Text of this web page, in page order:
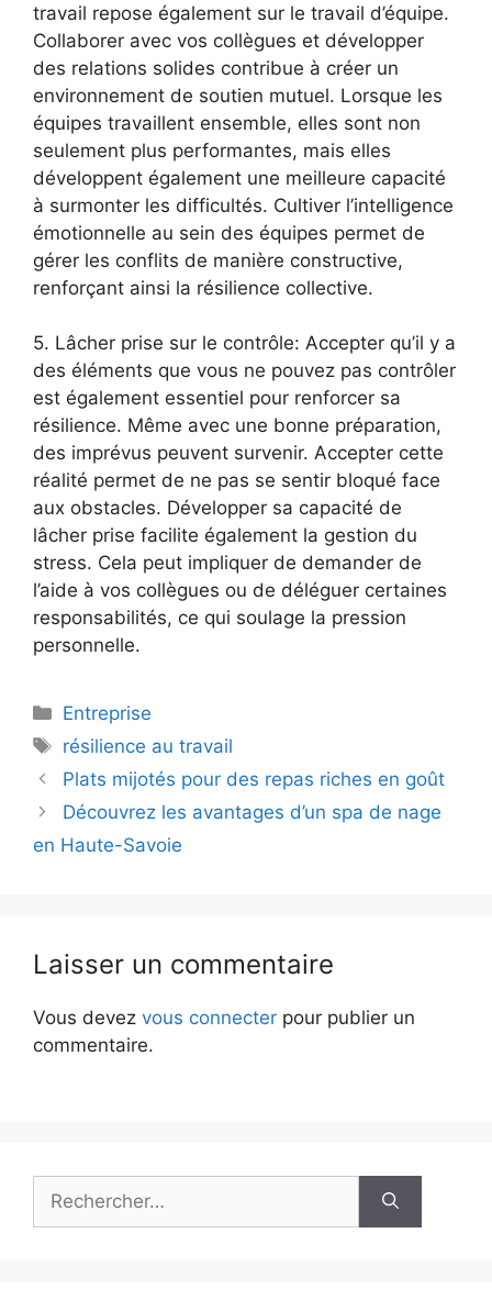
travail repose également sur le travail d’équipe.
Collaborer avec vos collègues et développer
des relations solides contribue à créer un
environnement de soutien mutuel. Lorsque les
équipes travaillent ensemble, elles sont non
seulement plus performantes, mais elles
développent également une meilleure capacité
à surmonter les difficultés. Cultiver l’intelligence
émotionnelle au sein des équipes permet de
gérer les conflits de manière constructive,
renforçant ainsi la résilience collective.
5. Lâcher prise sur le contrôle: Accepter qu’il y a
des éléments que vous ne pouvez pas contrôler
est également essentiel pour renforcer sa
résilience. Même avec une bonne préparation,
des imprévus peuvent survenir. Accepter cette
réalité permet de ne pas se sentir bloqué face
aux obstacles. Développer sa capacité de
lâcher prise facilite également la gestion du
stress. Cela peut impliquer de demander de
l’aide à vos collègues ou de déléguer certaines
responsabilités, ce qui soulage la pression
personnelle.
Catégories
Entreprise
Étiquettes
résilience au travail
Plats mijotés pour des repas riches en goût
Découvrez les avantages d’un spa de nage
en Haute-Savoie
Laisser un commentaire
Vous devez vous connecter pour publier un
commentaire.